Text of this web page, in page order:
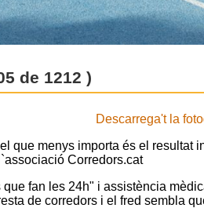
de 1212 )
Descarrega't la
que menys importa és el resultat
Corredors.cat
fan les 24h" i assistència
de corredors i el fred sembla